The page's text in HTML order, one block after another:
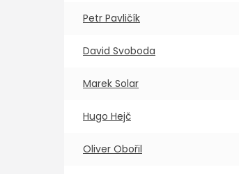
Petr Pavličík
David Svoboda
Marek Solar
Hugo Hejč
Oliver Obořil